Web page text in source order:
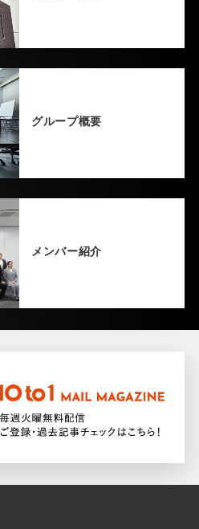
グループ概要
メンバー紹介